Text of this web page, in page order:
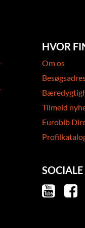
HVOR
Om os
Tilmeld
Eurobib